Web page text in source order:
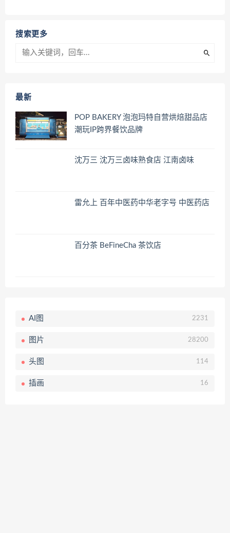
搜索更多
最新
POP BAKERY 泡泡玛特自营烘焙甜品店
潮玩IP跨界餐饮品牌
沈万三 沈万三卤味熟食店 江南卤味
雷允上 百年中医药中华老字号 中医药店
百分茶 BeFineCha 茶饮店
AI图 2231
图片 28200
头图 114
插画 16